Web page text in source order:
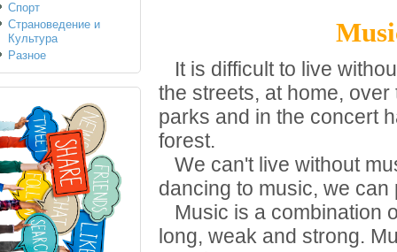
It is difficult to live
the streets, at home,
parks and in the concert
forest.
We can't live without
dancing to music, we
Music is a combination
long, weak and strong.
Спорт
Страноведение и
Культура
Разное